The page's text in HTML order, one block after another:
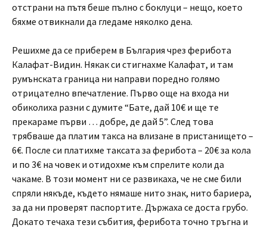
отстрани на пътя беше пълно с боклуци – нещо, което
бяхме отвикнали да гледаме няколко дена.
Решихме да се приберем в България чрез ферибота
Калафат-Видин. Някак си стигнахме Калафат, и там
румънската граница ни направи поредно голямо
отрицателно впечатление. Първо още на входа ни
обиколиха разни с думите “Бате, дай 10€ и ще те
прекараме първи … добре, де дай 5”. След това
трябваше да платим такса на влизане в пристанището –
6€. После си платихме таксата за ферибота – 20€ за кола
и по 3€ на човек и отидохме към спрелите коли да
чакаме. В този момент ни се развикаха, че не сме били
спряли някъде, където нямаше нито знак, нито бариера,
за да ни проверят паспортите. Държаха се доста грубо.
Докато течаха тези събития, ферибота точно тръгна и